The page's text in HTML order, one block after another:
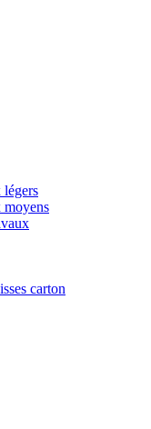
légers
moyens
carton